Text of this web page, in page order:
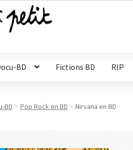
BD Fictions BD RIP
BD Pop Rock en BD Nirvana en BD